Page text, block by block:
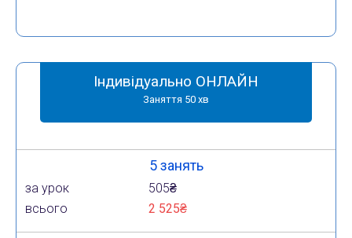
Індивідуально ОНЛАЙН
Заняття 50 хв
5 занять
за урок
505₴
всього
2 525₴